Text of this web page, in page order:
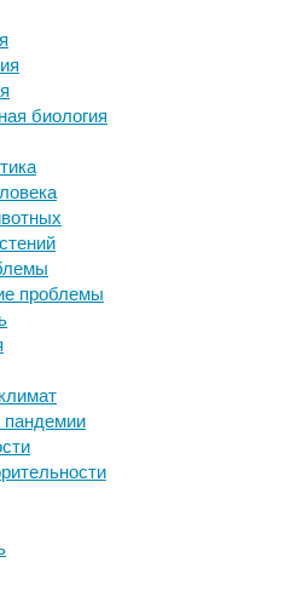
биология
проблемы